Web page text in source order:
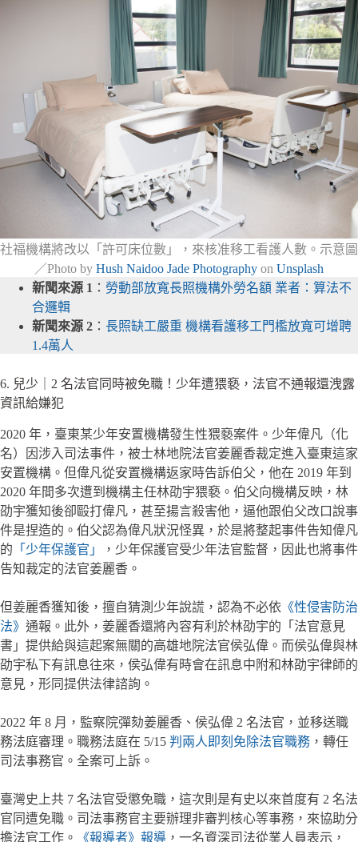
社福機構將改以「許可床位數」，來核准移工看護人數。示意圖
／Photo by Hush Naidoo Jade Photography on Unsplash
新聞來源 1 ： 勞動部放寬長照機構外勞名額 業者：算法不
合邏輯
新聞來源 2 ： 長照缺工嚴重 機構看護移工門檻放寬可增聘
1.4萬人
6. 兒少｜2 名法官同時被免職！少年遭猥褻，法官不通報還洩露
資訊給嫌犯
2020 年，臺東某少年安置機構發生性猥褻案件。少年偉凡（化
名）因涉入司法事件，被士林地院法官姜麗香裁定進入臺東這家
安置機構。但偉凡從安置機構返家時告訴伯父，他在 2019 年到
2020 年間多次遭到機構主任林劭宇猥褻。伯父向機構反映，林
劭宇獲知後卻毆打偉凡，甚至揚言殺害他，逼他跟伯父改口說事
件是捏造的。伯父認為偉凡狀況怪異，於是將整起事件告知偉凡
的 「少年保護官」
，少年保護官受少年法官監督，因此也將事件
告知裁定的法官姜麗香。
但姜麗香獲知後，擅自猜測少年說謊，認為不必依 《性侵害防治
法》 通報。此外，姜麗香還將內容有利於林劭宇的「法官意見
書」提供給與這起案無關的高雄地院法官侯弘偉。而侯弘偉與林
劭宇私下有訊息往來，侯弘偉有時會在訊息中附和林劭宇律師的
意見，形同提供法律諮詢。
2022 年 8 月，監察院彈劾姜麗香、侯弘偉 2 名法官，並移送職
務法庭審理。職務法庭在 5/15 判兩人即刻免除法官職務 ，轉任
司法事務官。全案可上訴。
臺灣史上共 7 名法官受懲免職，這次則是有史以來首度有 2 名法
官同遭免職。司法事務官主要辦理非審判核心等事務，來協助分
擔法官工作。
《報導者》報導 ，一名資深司法從業人員表示，